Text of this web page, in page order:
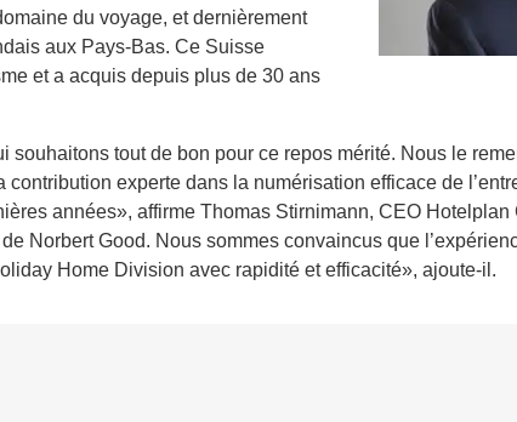
du voyage, et dernièrement
aux Pays-Bas. Ce Suisse
et a acquis depuis plus de 30 ans
tout de bon pour ce repos mérité. Nous le
experte dans la numérisation efficace de
années», affirme Thomas Stirnimann, CEO
Norbert Good. Nous sommes convaincus que
Home Division avec rapidité et efficacité», ajoute-il.